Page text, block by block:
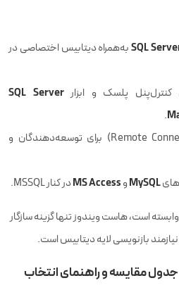
SQLبه‌همراه دیتابیس اختصاصی در
پلسک و ابزارSQL Server
.
امکان اتصال ریموت (Remote Connection) برای توسعه‌دهندگان و
MySQLوMS Accessدر کنار MSSQL.
اگر اپلیکیشن شما به SQL Server وابسته است، هاست ویندوز تنها گزینه سازگار
بازنویسی لایه دیتابیس است.
مقایسه و راهنمای انتخاب